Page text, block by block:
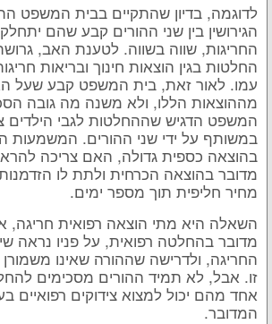
לדוגמה, בדיון שהתקיים בבית המשפט
הגירושין בין שני ההורים קבע שהם
החריגות, שווה בשווה. לטענת האב,
החלטות בגין הוצאות חינוך ובריאות
עמו. לאור זאת, בית המשפט קבע שעל
מההוצאות הללו, ולא משנה מה גובה
המשפט הדגיש שההחלטות לגבי הילדים
במשותף על ידי שני ההורים. המשמעות
בהוצאה כספית גדולה, האם צריכה
מדובר בהוצאה הכרחית ולתת לו
מחיר חליפית תוך מספר ימים.
השאלה היא מתי הוצאה רפואית חריגה,
מדובר בהחלטה רפואית, על פניו נראה
החריגה, ולדרישה שההורה שאינו
זו. אבל, לא תמיד ההורים מסכימים
אחד מהם יכול למצוא צידוקים רפואיים
המדובר.